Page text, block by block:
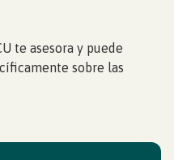
te asesora y puede
sobre las